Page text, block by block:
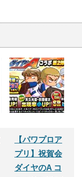
【パワプロア
プリ】祝賀会
ダイヤのA コ